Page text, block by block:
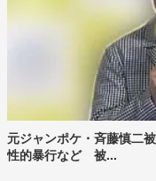
元ジャンポケ・斉藤慎二
性的暴行など 被...